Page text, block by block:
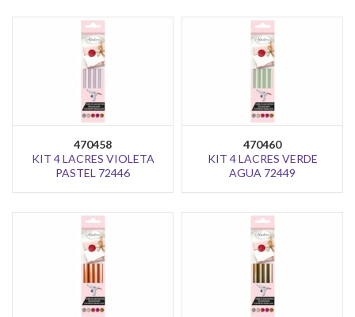
470458
KIT 4 LACRES VIOLETA
PASTEL 72446
470460
KIT 4 LACRES VERDE
AGUA 72449